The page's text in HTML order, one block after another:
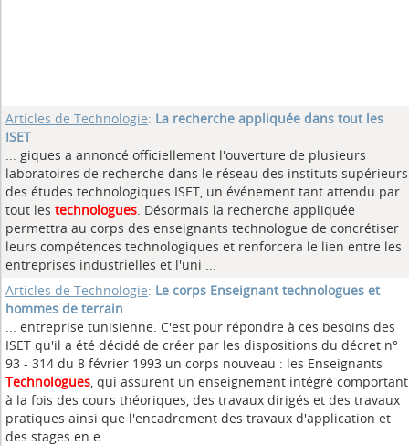
Articles de Technologie: La recherche appliquée dans tout les
ISET
... giques a annoncé officiellement l'ouverture de plusieurs
laboratoires de recherche dans le réseau des instituts supérieurs
des études technologiques ISET, un événement tant attendu par
tout les technologues. Désormais la recherche appliquée
permettra au corps des enseignants technologue de concrétiser
leurs compétences technologiques et renforcera le lien entre les
entreprises industrielles et l'uni ...
Articles de Technologie: Le corps Enseignant technologues et
hommes de terrain
... entreprise tunisienne. C'est pour répondre à ces besoins des
ISET qu'il a été décidé de créer par les dispositions du décret n°
93 - 314 du 8 février 1993 un corps nouveau : les Enseignants
Technologues, qui assurent un enseignement intégré comportant
à la fois des cours théoriques, des travaux dirigés et des travaux
pratiques ainsi que l'encadrement des travaux d'application et
des stages en e ...